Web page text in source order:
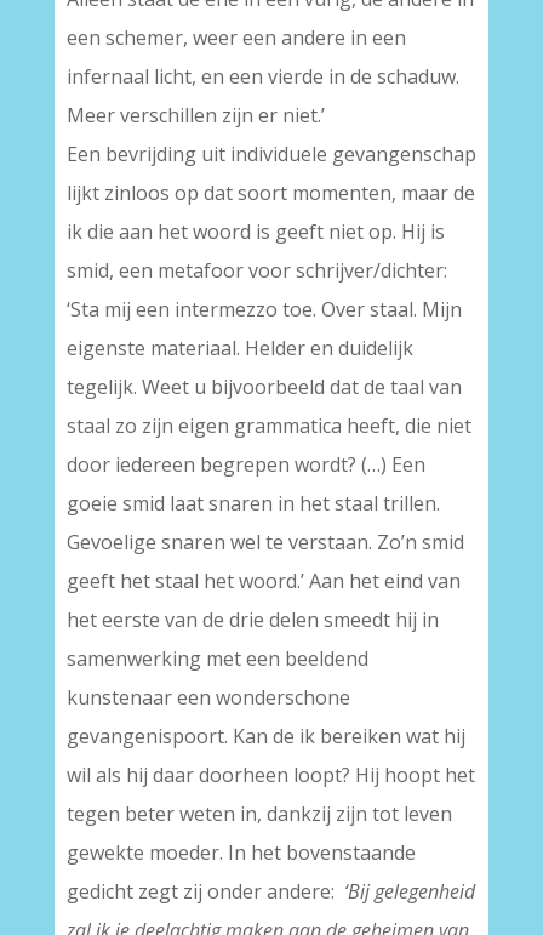
een schemer, weer een andere in een
infernaal licht, en een vierde in de schaduw.
Meer verschillen zijn er niet.’
Een bevrijding uit individuele gevangenschap
lijkt zinloos op dat soort momenten, maar de
ik die aan het woord is geeft niet op. Hij is
smid, een metafoor voor schrijver/dichter:
‘Sta mij een intermezzo toe. Over staal. Mijn
eigenste materiaal. Helder en duidelijk
tegelijk. Weet u bijvoorbeeld dat de taal van
staal zo zijn eigen grammatica heeft, die niet
door iedereen begrepen wordt? (…) Een
goeie smid laat snaren in het staal trillen.
Gevoelige snaren wel te verstaan. Zo’n smid
geeft het staal het woord.’ Aan het eind van
het eerste van de drie delen smeedt hij in
samenwerking met een beeldend
kunstenaar een wonderschone
gevangenispoort. Kan de ik bereiken wat hij
wil als hij daar doorheen loopt? Hij hoopt het
tegen beter weten in, dankzij zijn tot leven
gewekte moeder. In het bovenstaande
gedicht zegt zij onder andere: ‘Bij gelegenheid